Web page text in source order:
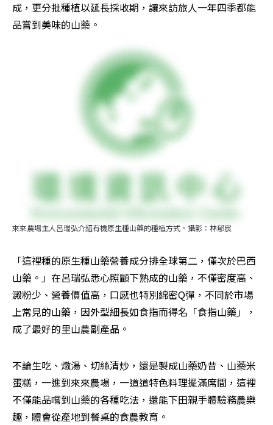
成，更分批種植以延長採收期，讓來訪旅人一年四季都能
品嘗到美味的山藥。
來來農場主人呂瑞弘介紹有機原生種山藥的種植方式。攝影：林郁宸
「這裡種的原生種山藥營養成分排全球第二，僅次於巴西
山藥。」在呂瑞弘悉心照顧下熟成的山藥，不僅密度高、
澱粉少、營養價值高，口感也特別綿密Q彈，不同於市場
上常見的山藥，因外型細長如食指而得名「食指山藥」，
成了最好的里山農副產品。
不論生吃、燉湯、切絲清炒，還是製成山藥奶昔、山藥米
蛋糕，一進到來來農場，一道道特色料理擺滿席間，這裡
不僅能品嚐到山藥的各種吃法，還能下田親手體驗務農樂
趣，體會從產地到餐桌的食農教育。